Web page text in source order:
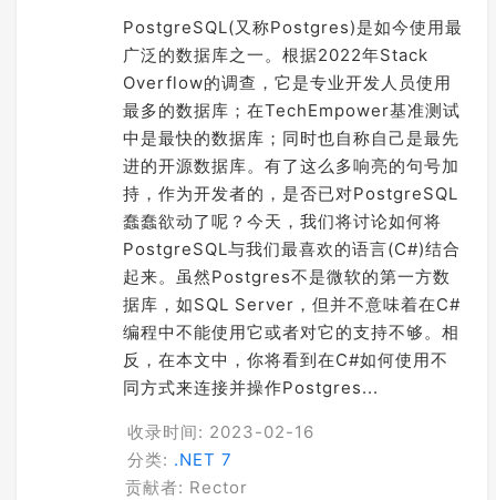
PostgreSQL(又称Postgres)是如今使用最
广泛的数据库之一。根据2022年Stack
Overflow的调查，它是专业开发人员使用
最多的数据库；在TechEmpower基准测试
中是最快的数据库；同时也自称自己是最先
进的开源数据库。有了这么多响亮的句号加
持，作为开发者的，是否已对PostgreSQL
蠢蠢欲动了呢？今天，我们将讨论如何将
PostgreSQL与我们最喜欢的语言(C#)结合
起来。虽然Postgres不是微软的第一方数
据库，如SQL Server，但并不意味着在C#
编程中不能使用它或者对它的支持不够。相
反，在本文中，你将看到在C#如何使用不
同方式来连接并操作Postgres...
收录时间: 2023-02-16
分类: .NET 7
贡献者: Rector